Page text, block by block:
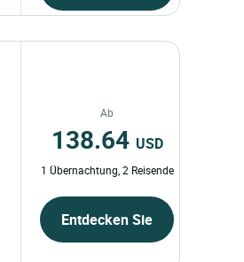
Ab
138.64 USD
1 Übernachtung, 2 Reisende
Entdecken Sie